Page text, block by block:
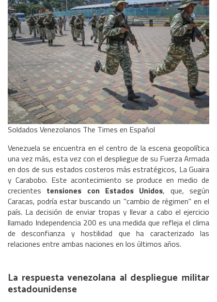
Soldados Venezolanos The Times en Español
Venezuela se encuentra en el centro de la escena geopolítica
una vez más, esta vez con el despliegue de su Fuerza Armada
en dos de sus estados costeros más estratégicos, La Guaira
y Carabobo. Este acontecimiento se produce en medio de
crecientes tensiones con Estados Unidos, que, según
Caracas, podría estar buscando un "cambio de régimen" en el
país. La decisión de enviar tropas y llevar a cabo el ejercicio
llamado Independencia 200 es una medida que refleja el clima
de desconfianza y hostilidad que ha caracterizado las
relaciones entre ambas naciones en los últimos años.
La respuesta venezolana al despliegue militar
estadounidense